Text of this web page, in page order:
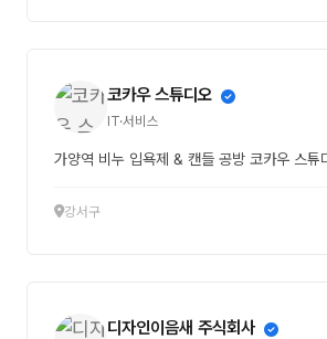
코카우 스튜디오
IT·서비스
가양역 비누 입욕제 & 캔들 공방 코카우 스튜
강서구
디자인이음새 주식회사